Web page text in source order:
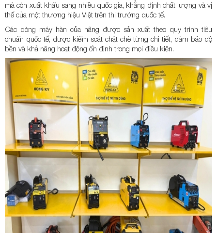
mà còn xuất khẩu sang nhiều quốc gia, khẳng định chất lượng và vị
thế của một thương hiệu Việt trên thị trường quốc tế.
Các dòng máy hàn của hãng được sản xuất theo quy trình tiêu
chuẩn quốc tế, được kiểm soát chặt chẽ từng chi tiết, đảm bảo độ
bền và khả năng hoạt động ổn định trong mọi điều kiện.